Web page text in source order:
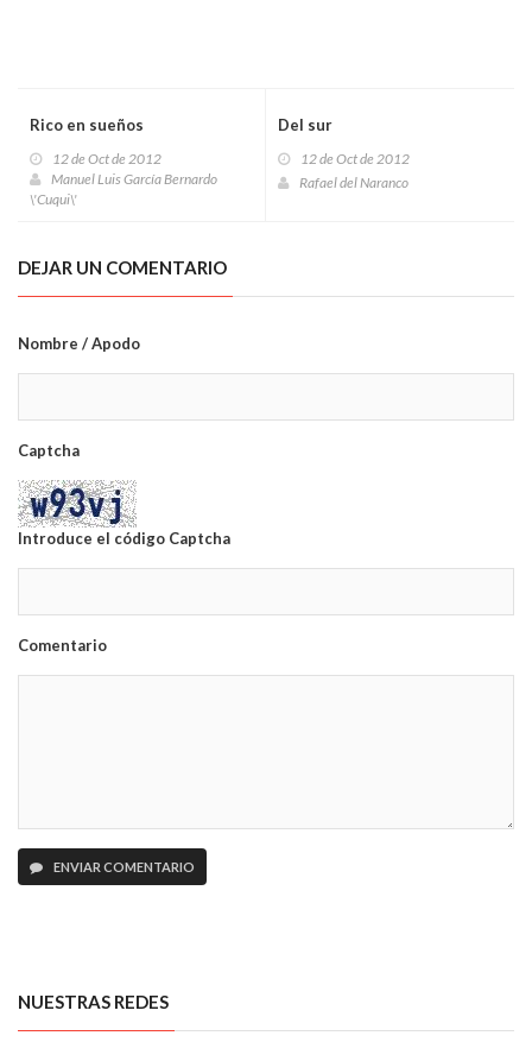
Rico en sueños
12 de Oct de 2012
Manuel Luis García Bernardo
\'Cuqui\'
Del sur
12 de Oct de 2012
Rafael del Naranco
DEJAR UN COMENTARIO
Nombre / Apodo
Captcha
Introduce el código Captcha
Comentario
ENVIAR COMENTARIO
NUESTRAS REDES